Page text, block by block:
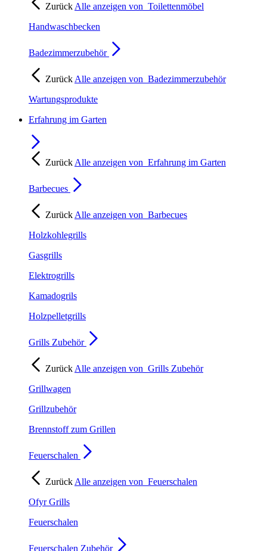
Zurück Alle anzeigen von Toilettenmöbel
Handwaschbecken
Badezimmerzubehör
Zurück Alle anzeigen von Badezimmerzubehör
Wartungsprodukte
Erfahrung im Garten
Zurück Alle anzeigen von Erfahrung im Garten
Barbecues
Zurück Alle anzeigen von Barbecues
Holzkohlegrills
Gasgrills
Elektrogrills
Kamadogrils
Holzpelletgrills
Grills Zubehör
Zurück Alle anzeigen von Grills Zubehör
Grillwagen
Grillzubehör
Brennstoff zum Grillen
Feuerschalen
Zurück Alle anzeigen von Feuerschalen
Ofyr Grills
Feuerschalen
Feuerschalen Zubehör